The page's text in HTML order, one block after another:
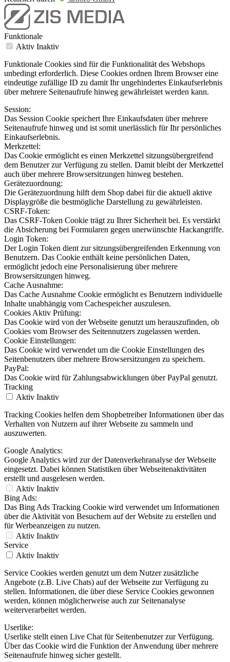
Funktionale
Aktiv Inaktiv
Funktionale Cookies sind für die Funktionalität des Webshops
unbedingt erforderlich. Diese Cookies ordnen Ihrem Browser eine
eindeutige zufällige ID zu damit Ihr ungehindertes Einkaufserlebnis
über mehrere Seitenaufrufe hinweg gewährleistet werden kann.
Session:
Das Session Cookie speichert Ihre Einkaufsdaten über mehrere
Seitenaufrufe hinweg und ist somit unerlässlich für Ihr persönliches
Einkaufserlebnis.
Merkzettel:
Das Cookie ermöglicht es einen Merkzettel sitzungsübergreifend
dem Benutzer zur Verfügung zu stellen. Damit bleibt der Merkzettel
auch über mehrere Browsersitzungen hinweg bestehen.
Gerätezuordnung:
Die Gerätezuordnung hilft dem Shop dabei für die aktuell aktive
Displaygröße die bestmögliche Darstellung zu gewährleisten.
CSRF-Token:
Das CSRF-Token Cookie trägt zu Ihrer Sicherheit bei. Es verstärkt
die Absicherung bei Formularen gegen unerwünschte Hackangriffe.
Login Token:
Der Login Token dient zur sitzungsübergreifenden Erkennung von
Benutzern. Das Cookie enthält keine persönlichen Daten,
ermöglicht jedoch eine Personalisierung über mehrere
Browsersitzungen hinweg.
Cache Ausnahme:
Das Cache Ausnahme Cookie ermöglicht es Benutzern individuelle
Inhalte unabhängig vom Cachespeicher auszulesen.
Cookies Aktiv Prüfung:
Das Cookie wird von der Webseite genutzt um herauszufinden, ob
Cookies vom Browser des Seitennutzers zugelassen werden.
Cookie Einstellungen:
Das Cookie wird verwendet um die Cookie Einstellungen des
Seitenbenutzers über mehrere Browsersitzungen zu speichern.
PayPal:
Das Cookie wird für Zahlungsabwicklungen über PayPal genutzt.
Tracking
Aktiv Inaktiv
Tracking Cookies helfen dem Shopbetreiber Informationen über das
Verhalten von Nutzern auf ihrer Webseite zu sammeln und
auszuwerten.
Google Analytics:
Google Analytics wird zur der Datenverkehranalyse der Webseite
eingesetzt. Dabei können Statistiken über Webseitenaktivitäten
erstellt und ausgelesen werden.
Aktiv Inaktiv
Bing Ads:
Das Bing Ads Tracking Cookie wird verwendet um Informationen
über die Aktivität von Besuchern auf der Website zu erstellen und
für Werbeanzeigen zu nutzen.
Aktiv Inaktiv
Service
Aktiv Inaktiv
Service Cookies werden genutzt um dem Nutzer zusätzliche
Angebote (z.B. Live Chats) auf der Webseite zur Verfügung zu
stellen. Informationen, die über diese Service Cookies gewonnen
werden, können möglicherweise auch zur Seitenanalyse
weiterverarbeitet werden.
Userlike:
Userlike stellt einen Live Chat für Seitenbenutzer zur Verfügung.
Über das Cookie wird die Funktion der Anwendung über mehrere
Seitenaufrufe hinweg sicher gestellt.